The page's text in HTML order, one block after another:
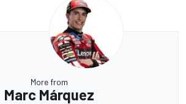
More from
Marc Márquez